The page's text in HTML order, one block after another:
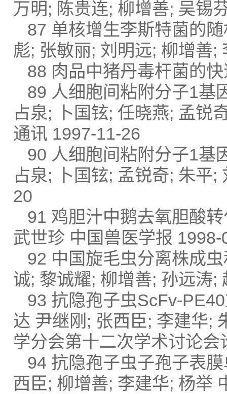
万明; 陈贵连; 柳增善; 吴锡
87 单核增生李斯特菌的
彪; 张敏丽; 刘明远; 柳增善
88 肉品中猪丹毒杆菌的
89 人细胞间粘附分子1
占泉; 卜国铉; 任晓燕; 孟锐
通讯 1997-11-26
90 人细胞间粘附分子1
占泉; 卜国铉; 孟锐奇; 朱平
20
91 鸡胆汁中鹅去氧胆酸
武世珍 中国兽医学报 1998-
92 中国旋毛虫分离株成
诚; 黎诚耀; 柳增善; 孙远涛;
93 抗隐孢子虫ScFv-
达 尹继刚; 张西臣; 李建华;
学分会第十二次学术讨论
94 抗隐孢子虫子孢子表
西臣; 柳增善; 李建华; 杨举